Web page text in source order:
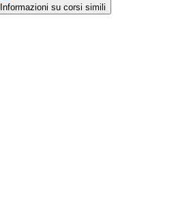
Informazioni su corsi simili